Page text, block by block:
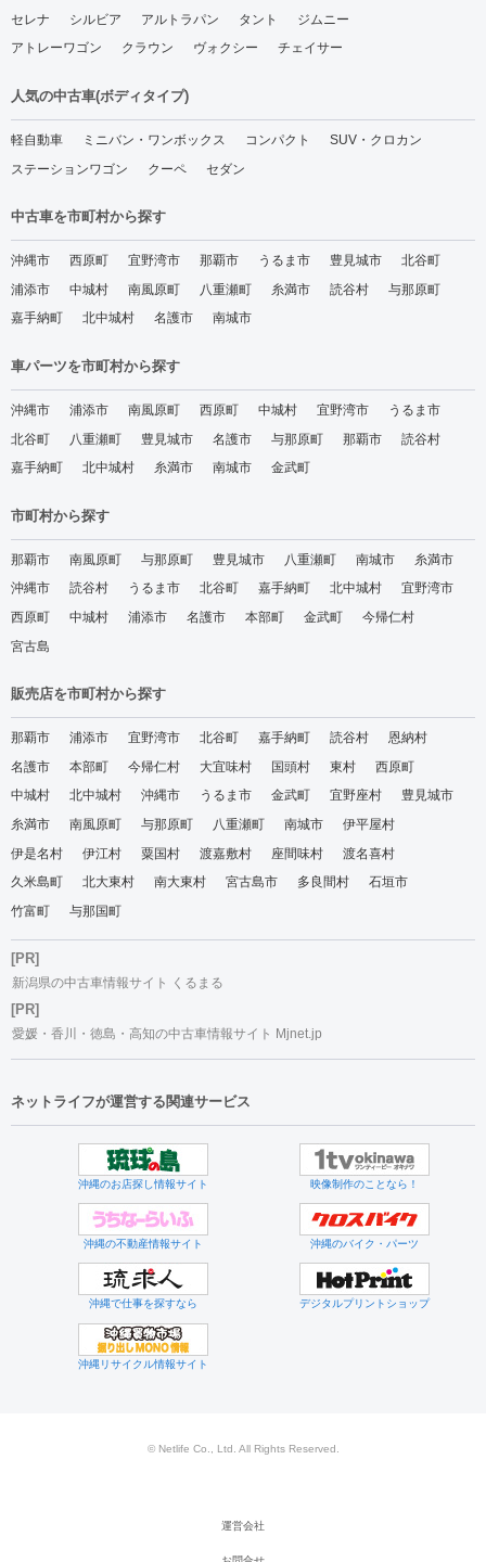
セレナ
シルビア アルトラパン タント
ジムニー
アトレーワゴン
クラウン ヴォクシー チェイサー
人気の中古車(ボディタイプ)
軽自動車 ミニバン・ワンボックス コンパクト
SUV・クロカン
ステーションワゴン
クーペ セダン
中古車を市町村から探す
沖縄市 西原町 宜野湾市 那覇市 うるま市 豊見城市
北谷町
浦添市
中城村 南風原町 八重瀬町 糸満市 読谷村
与那原町
嘉手納町
北中城村 名護市 南城市
車パーツを市町村から探す
沖縄市 浦添市 南風原町 西原町 中城村 宜野湾市
うるま市
北谷町
八重瀬町 豊見城市 名護市 与那原町 那覇市
読谷村
嘉手納町
北中城村 糸満市 南城市 金武町
市町村から探す
那覇市 南風原町 与那原町 豊見城市 八重瀬町 南城市
糸満市
沖縄市
読谷村 うるま市 北谷町 嘉手納町 北中城村
宜野湾市
西原町
中城村 浦添市 名護市 本部町 金武町
今帰仁村
宮古島
販売店を市町村から探す
那覇市 浦添市 宜野湾市 北谷町 嘉手納町 読谷村
恩納村
名護市
本部町 今帰仁村 大宜味村 国頭村 東村
西原町
中城村
北中城村 沖縄市 うるま市 金武町 宜野座村
豊見城市
糸満市
南風原町 与那原町 八重瀬町 南城市
伊平屋村
伊是名村
伊江村 粟国村 渡嘉敷村 座間味村
渡名喜村
久米島町
北大東村 南大東村 宮古島市 多良間村
石垣市
竹富町
与那国町
[PR]
新潟県の中古車情報サイト くるまる
[PR]
愛媛・香川・徳島・高知の中古車情報サイト Mjnet.jp
ネットライフが運営する関連サービス
沖縄のお店探し情報サイト 映像制作のことなら！
沖縄の不動産情報サイト 沖縄のバイク・パーツ
沖縄で仕事を探すなら デジタルプリントショップ
沖縄リサイクル情報サイト
© Netlife Co., Ltd. All Rights Reserved.
運営会社